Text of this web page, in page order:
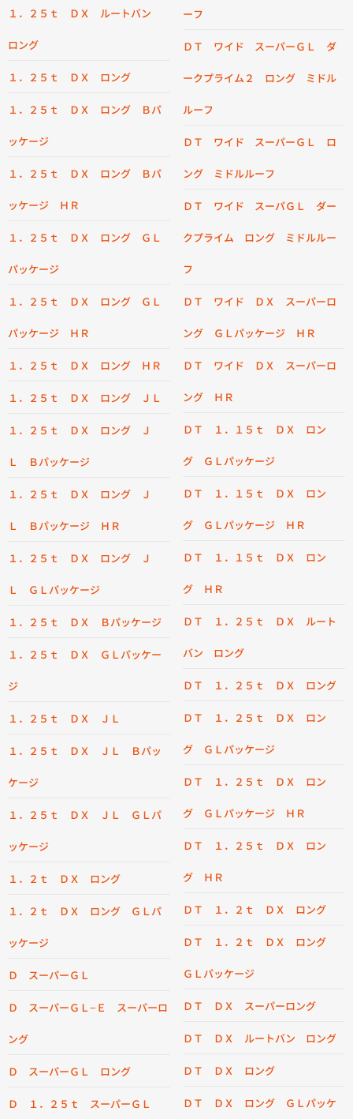
１．２５ｔ ＤＸ ルートバン
ロング
１．２５ｔ ＤＸ ロング
１．２５ｔ ＤＸ ロング Ｂパ
ッケージ
１．２５ｔ ＤＸ ロング Ｂパ
ッケージ ＨＲ
１．２５ｔ ＤＸ ロング ＧＬ
パッケージ
１．２５ｔ ＤＸ ロング ＧＬ
パッケージ ＨＲ
１．２５ｔ ＤＸ ロング ＨＲ
１．２５ｔ ＤＸ ロング ＪＬ
１．２５ｔ ＤＸ ロング Ｊ
Ｌ Ｂパッケージ
１．２５ｔ ＤＸ ロング Ｊ
Ｌ Ｂパッケージ ＨＲ
１．２５ｔ ＤＸ ロング Ｊ
Ｌ ＧＬパッケージ
１．２５ｔ ＤＸ Ｂパッケージ
１．２５ｔ ＤＸ ＧＬパッケー
ジ
１．２５ｔ ＤＸ ＪＬ
１．２５ｔ ＤＸ ＪＬ Ｂパッ
ケージ
１．２５ｔ ＤＸ ＪＬ ＧＬパ
ッケージ
１．２ｔ ＤＸ ロング
１．２ｔ ＤＸ ロング ＧＬパ
ッケージ
Ｄ スーパーＧＬ
Ｄ スーパーＧＬ−Ｅ スーパーロ
ング
Ｄ スーパーＧＬ ロング
Ｄ １．２５ｔ スーパーＧＬ
ーフ
ＤＴ ワイド スーパーＧＬ ダ
ークプライム２ ロング ミドル
ルーフ
ＤＴ ワイド スーパーＧＬ ロ
ング ミドルルーフ
ＤＴ ワイド スーパＧＬ ダー
クプライム ロング ミドルルー
フ
ＤＴ ワイド ＤＸ スーパーロ
ング ＧＬパッケージ ＨＲ
ＤＴ ワイド ＤＸ スーパーロ
ング ＨＲ
ＤＴ １．１５ｔ ＤＸ ロン
グ ＧＬパッケージ
ＤＴ １．１５ｔ ＤＸ ロン
グ ＧＬパッケージ ＨＲ
ＤＴ １．１５ｔ ＤＸ ロン
グ ＨＲ
ＤＴ １．２５ｔ ＤＸ ルート
バン ロング
ＤＴ １．２５ｔ ＤＸ ロング
ＤＴ １．２５ｔ ＤＸ ロン
グ ＧＬパッケージ
ＤＴ １．２５ｔ ＤＸ ロン
グ ＧＬパッケージ ＨＲ
ＤＴ １．２５ｔ ＤＸ ロン
グ ＨＲ
ＤＴ １．２ｔ ＤＸ ロング
ＤＴ １．２ｔ ＤＸ ロング
ＧＬパッケージ
ＤＴ ＤＸ スーパーロング
ＤＴ ＤＸ ルートバン ロング
ＤＴ ＤＸ ロング
ＤＴ ＤＸ ロング ＧＬパッケ